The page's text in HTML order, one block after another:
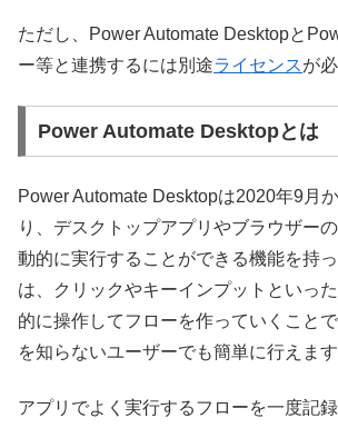
ただし、Power Automate Desktopと
ー等と連携するには別途ライセンスが
Power Automate Desktopとは
Power Automate Desktopは2020年9月
り、デスクトップアプリやブラウザー
動的に実行することができる機能を持
は、クリックやキーインプットといっ
的に操作してフローを作っていくこと
を知らないユーザーでも簡単に行えます
アプリでよく実行するフローを一度記